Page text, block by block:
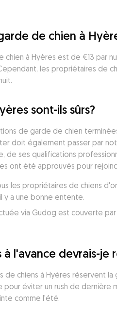
de chien à
chien à Hyères est de €13 par
les propriétaires de
sont-ils sûrs?
de garde de chien
doit également passer par
ses qualifications
ont été approuvés pour
les propriétaires de chiens
y a une bonne entente.
via Gudog est couverte
l'avance devrais-je
de chiens à Hyères réservent
pour éviter un rush de
comme l'été.